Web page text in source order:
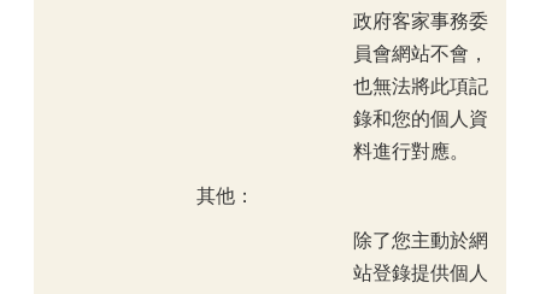
政府客家事務委
員會網站不會，
也無法將此項記
錄和您的個人資
料進行對應。
其他：
除了您主動於網
站登錄提供個人